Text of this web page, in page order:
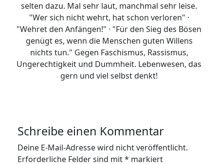
selten dazu. Mal sehr laut, manchmal sehr leise.
"Wer sich nicht wehrt, hat schon verloren" ·
"Wehret den Anfängen!" · "Für den Sieg des Bösen
genügt es, wenn die Menschen guten Willens
nichts tun." Gegen Faschismus, Rassismus,
Ungerechtigkeit und Dummheit. Lebenwesen, das
gern und viel selbst denkt!
Schreibe einen Kommentar
Deine E-Mail-Adresse wird nicht veröffentlicht.
Erforderliche Felder sind mit* markiert